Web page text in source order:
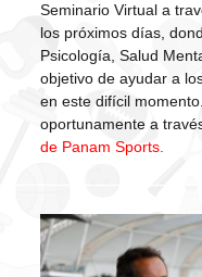
Seminario Virtual a
los próximos días,
Psicología, Salud
objetivo de ayudar a
en este difícil
oportunamente a
de Panam Sports.